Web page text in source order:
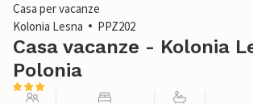
Casa per vacanze
Kolonia Lesna
PPZ202
Casa vacanze - Kolonia
Polonia